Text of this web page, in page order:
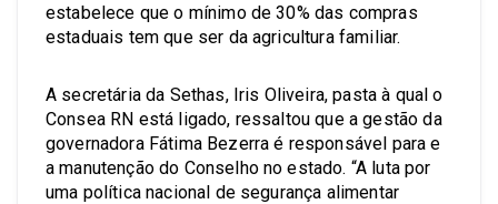
estabelece que o mínimo de 30% das compras
estaduais tem que ser da agricultura familiar.
A secretária da Sethas, Iris Oliveira, pasta à qual o
Consea RN está ligado, ressaltou que a gestão da
governadora Fátima Bezerra é responsável para e
a manutenção do Conselho no estado. “A luta por
uma política nacional de segurança alimentar